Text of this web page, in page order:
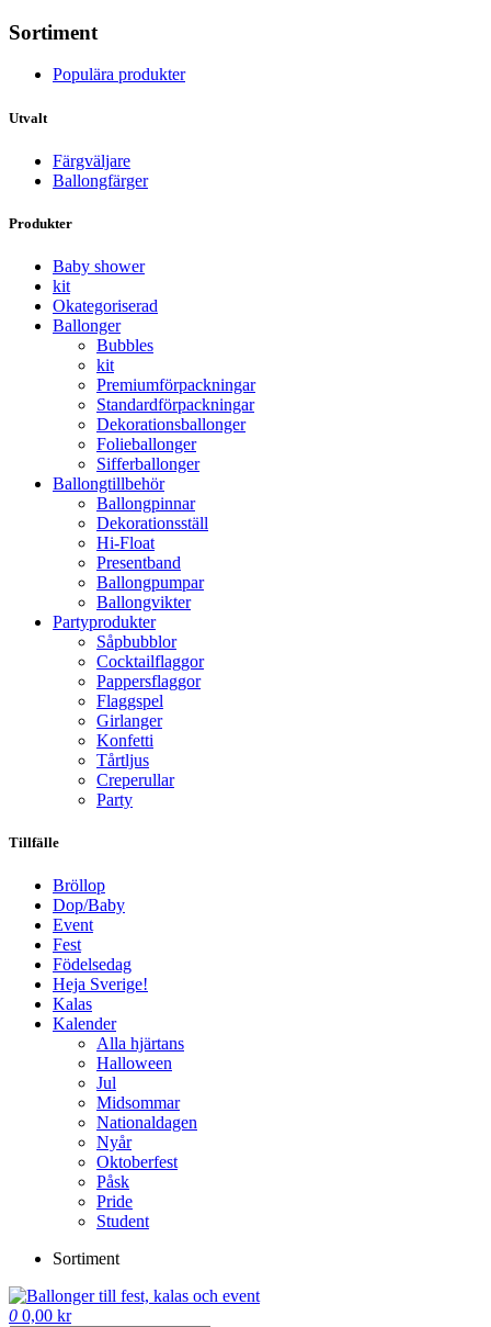
Sortiment
Populära produkter
Utvalt
Färgväljare
Ballongfärger
Produkter
Baby shower
kit
Okategoriserad
Ballonger
Bubbles
kit
Premium­förpackningar
Standard­­förpackningar
Dekorations­ballonger
Folie­­­ballonger
Siffer­­ballonger
Ballong­tillbehör
Ballongpinnar
Dekorationsställ
Hi-Float
Presentband
Ballongpumpar
Ballong­vikter
Party­­produkter
Såpbubblor
Cocktail­flaggor
Pappers­flaggor
Flaggspel
Girlanger
Konfetti
Tårtljus
Creperullar
Party
Tillfälle
Bröllop
Dop/Baby
Event
Fest
Födelsedag
Heja Sverige!
Kalas
Kalender
Alla hjärtans
Halloween
Jul
Midsommar
Nationaldagen
Nyår
Oktoberfest
Påsk
Pride
Student
Sortiment
0 0,00 kr